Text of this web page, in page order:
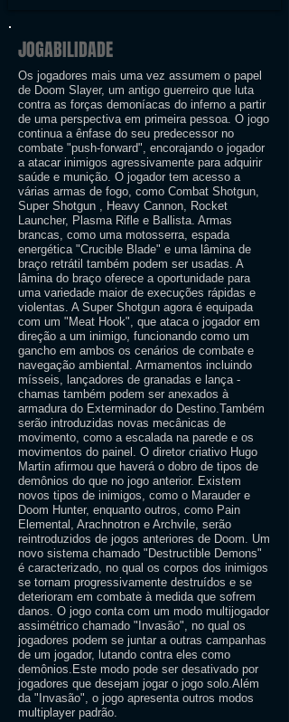
JOGABILIDADE
Os jogadores mais uma vez assumem o papel
de Doom Slayer, um antigo guerreiro que luta
contra as forças demoníacas do inferno a partir
de uma perspectiva em primeira pessoa. O jogo
continua a ênfase do seu predecessor no
combate "push-forward", encorajando o jogador
a atacar inimigos agressivamente para adquirir
saúde e munição. O jogador tem acesso a
várias armas de fogo, como Combat Shotgun,
Super Shotgun , Heavy Cannon, Rocket
Launcher, Plasma Rifle e Ballista. Armas
brancas, como uma motosserra, espada
energética "Crucible Blade" e uma lâmina de
braço retrátil também podem ser usadas. A
lâmina do braço oferece a oportunidade para
uma variedade maior de execuções rápidas e
violentas. A Super Shotgun agora é equipada
com um "Meat Hook", que ataca o jogador em
direção a um inimigo, funcionando como um
gancho em ambos os cenários de combate e
navegação ambiental. Armamentos incluindo
mísseis, lançadores de granadas e lança -
chamas também podem ser anexados à
armadura do Exterminador do Destino.Também
serão introduzidas novas mecânicas de
movimento, como a escalada na parede e os
movimentos do painel. O diretor criativo Hugo
Martin afirmou que haverá o dobro de tipos de
demônios do que no jogo anterior. Existem
novos tipos de inimigos, como o Marauder e
Doom Hunter, enquanto outros, como Pain
Elemental, Arachnotron e Archvile, serão
reintroduzidos de jogos anteriores de Doom. Um
novo sistema chamado "Destructible Demons"
é caracterizado, no qual os corpos dos inimigos
se tornam progressivamente destruídos e se
deterioram em combate à medida que sofrem
danos. O jogo conta com um modo multijogador
assimétrico chamado "Invasão", no qual os
jogadores podem se juntar a outras campanhas
de um jogador, lutando contra eles como
demônios.Este modo pode ser desativado por
jogadores que desejam jogar o jogo solo.Além
da "Invasão", o jogo apresenta outros modos
multiplayer padrão.